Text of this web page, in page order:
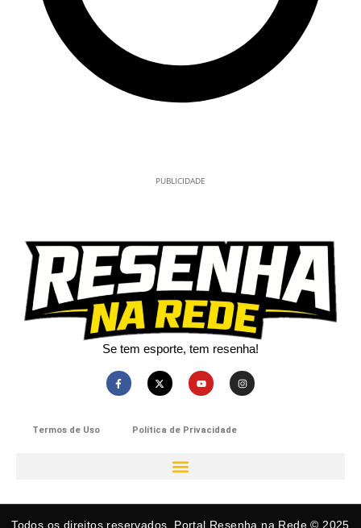
PUBLICIDADE
Se tem esporte, tem resenha!​
Termos de Uso Política de Privacidade
Todos os direitos reservados. Portal Resenha na Rede © 2025